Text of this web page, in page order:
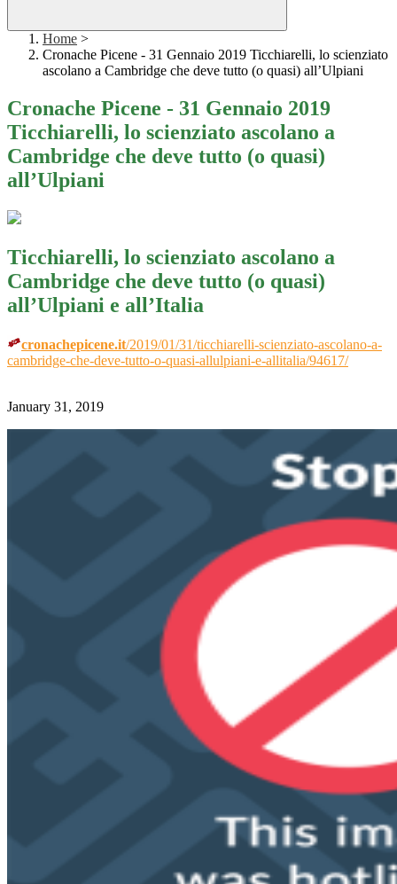
Home >
Cronache Picene - 31 Gennaio 2019 Ticchiarelli, lo scienziato
ascolano a Cambridge che deve tutto (o quasi) all’Ulpiani
Cronache Picene - 31 Gennaio 2019
Ticchiarelli, lo scienziato ascolano a
Cambridge che deve tutto (o quasi)
all’Ulpiani
Ticchiarelli, lo scienziato ascolano a
Cambridge che deve tutto (o quasi)
all’Ulpiani e all’Italia
cronachepicene.it/2019/01/31/ticchiarelli-scienziato-ascolano-a-
cambridge-che-deve-tutto-o-quasi-allulpiani-e-allitalia/94617/
January 31, 2019